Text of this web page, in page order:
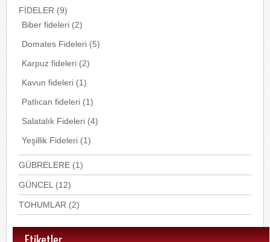
FİDELER (9)
Biber fideleri (2)
Domates Fideleri (5)
Karpuz fideleri (2)
Kavun fideleri (1)
Patlıcan fideleri (1)
Salatalık Fideleri (4)
Yeşillik Fideleri (1)
GÜBRELERE (1)
GÜNCEL(12)
TOHUMLAR (2)